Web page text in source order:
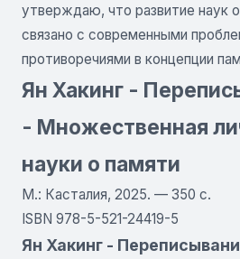
утверждаю, что развитие наук
связано с современными
противоречиями в концепции
Ян Хакинг -
- Множественная
науки о памяти
М.: Касталия, 2025. — 350 с.
ISBN 978-5-521-24419-5
Ян Хакинг -